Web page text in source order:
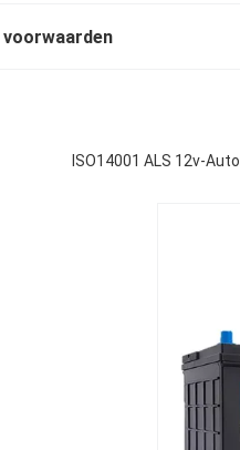
voorwaarden
ISO14001 ALS 12v-